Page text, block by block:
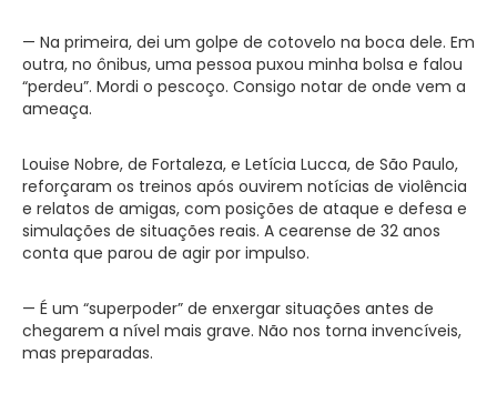
— Na primeira, dei um golpe de cotovelo na boca dele. Em
outra, no ônibus, uma pessoa puxou minha bolsa e falou
“perdeu”. Mordi o pescoço. Consigo notar de onde vem a
ameaça.
Louise Nobre, de Fortaleza, e Letícia Lucca, de São Paulo,
reforçaram os treinos após ouvirem notícias de violência
e relatos de amigas, com posições de ataque e defesa e
simulações de situações reais. A cearense de 32 anos
conta que parou de agir por impulso.
— É um “superpoder” de enxergar situações antes de
chegarem a nível mais grave. Não nos torna invencíveis,
mas preparadas.